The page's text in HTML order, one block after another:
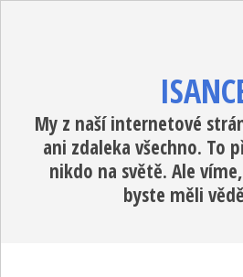
My z naší internetové
ani zdaleka všechno. To
nikdo na světě. Ale
byste měli